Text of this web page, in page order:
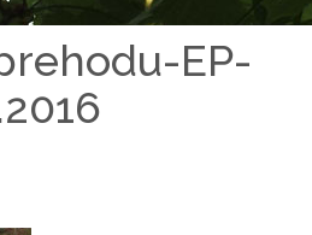
EP-